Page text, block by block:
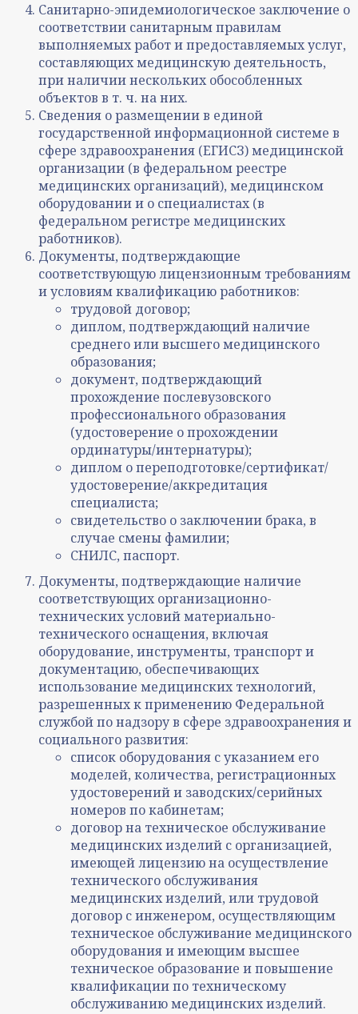
Санитарно-эпидемиологическое заключение о
соответствии санитарным правилам
выполняемых работ и предоставляемых услуг,
составляющих медицинскую деятельность,
при наличии нескольких обособленных
объектов в т. ч. на них.
Сведения о размещении в единой
государственной информационной системе в
сфере здравоохранения (ЕГИСЗ) медицинской
организации (в федеральном реестре
медицинских организаций), медицинском
оборудовании и о специалистах (в
федеральном регистре медицинских
работников).
Документы, подтверждающие
соответствующую лицензионным требованиям
и условиям квалификацию работников:
трудовой договор;
диплом, подтверждающий наличие
среднего или высшего медицинского
образования;
документ, подтверждающий
прохождение послевузовского
профессионального образования
(удостоверение о прохождении
ординатуры/интернатуры);
диплом о переподготовке/сертификат/
удостоверение/аккредитация
специалиста;
свидетельство о заключении брака, в
случае смены фамилии;
СНИЛС, паспорт.
Документы, подтверждающие наличие
соответствующих организационно-
технических условий материально-
технического оснащения, включая
оборудование, инструменты, транспорт и
документацию, обеспечивающих
использование медицинских технологий,
разрешенных к применению Федеральной
службой по надзору в сфере здравоохранения и
социального развития:
список оборудования с указанием его
моделей, количества, регистрационных
удостоверений и заводских/серийных
номеров по кабинетам;
договор на техническое обслуживание
медицинских изделий с организацией,
имеющей лицензию на осуществление
технического обслуживания
медицинских изделий, или трудовой
договор с инженером, осуществляющим
техническое обслуживание медицинского
оборудования и имеющим высшее
техническое образование и повышение
квалификации по техническому
обслуживанию медицинских изделий.